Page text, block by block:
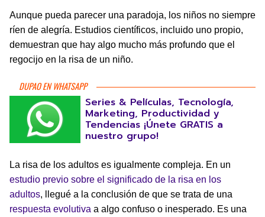
Aunque pueda parecer una paradoja, los niños no siempre
ríen de alegría. Estudios científicos, incluido uno propio,
demuestran que hay algo mucho más profundo que el
regocijo en la risa de un niño.
DUPAO EN WHATSAPP
Series & Películas, Tecnología,
Marketing, Productividad y
Tendencias ¡Únete GRATIS a
nuestro grupo!
La risa de los adultos es igualmente compleja. En un
estudio previo sobre el significado de la risa en los
adultos, llegué a la conclusión de que se trata de una
respuesta evolutiva a algo confuso o inesperado. Es una